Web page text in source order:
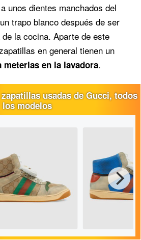
unos dientes manchados del
trapo blanco después de ser
la cocina. Aparte de este
en general tienen un
meterlas en la lavadora.
usadas de Gucci, todos
los modelos